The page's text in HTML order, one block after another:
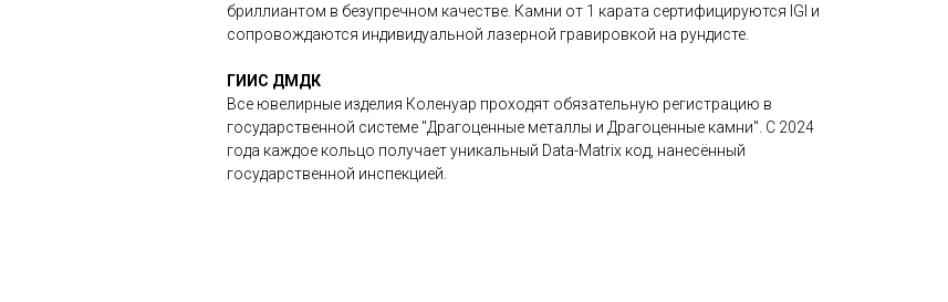
бриллиантом в безупречном качестве. Камни от 1 карата сертифицируются IGI и
сопровождаются индивидуальной лазерной гравировкой на рундисте.
ГИИС ДМДК
Все ювелирные изделия Коленуар проходят обязательную регистрацию в
государственной системе "Драгоценные металлы и Драгоценные камни". С 2024
года каждое кольцо получает уникальный Data-Matrix код, нанесённый
государственной инспекцией.